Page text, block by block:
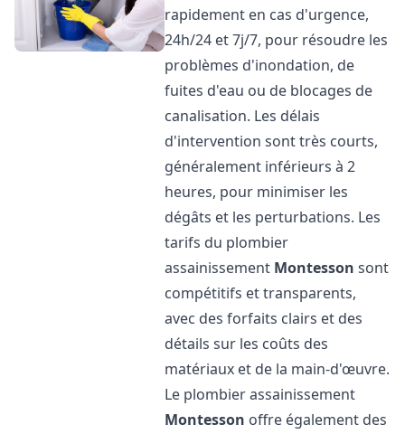
rapidement en cas d'urgence,
24h/24 et 7j/7, pour résoudre les
problèmes d'inondation, de
fuites d'eau ou de blocages de
canalisation. Les délais
d'intervention sont très courts,
généralement inférieurs à 2
heures, pour minimiser les
dégâts et les perturbations. Les
tarifs du plombier
assainissement Montesson sont
compétitifs et transparents,
avec des forfaits clairs et des
détails sur les coûts des
matériaux et de la main-d'œuvre.
Le plombier assainissement
Montesson offre également des